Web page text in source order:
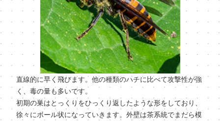
直線的に早く飛びます。他の種類のハチに比べて攻撃性が強
く、毒の量も多いです。
初期の巣はとっくりをひっくり返したような形をしており、
徐々にボール状になっていきます。外壁は茶系統でまだら模